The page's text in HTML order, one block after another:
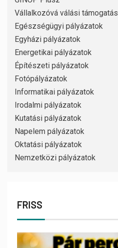
Vállalkozóvá válási támogatás
Egészségügyi pályázatok
Egyházi pályázatok
Energetikai pályázatok
Építészeti pályázatok
Fotópályázatok
Informatikai pályázatok
Irodalmi pályázatok
Kutatási pályázatok
Napelem pályázatok
Oktatási pályázatok
Nemzetközi pályázatok
FRISS